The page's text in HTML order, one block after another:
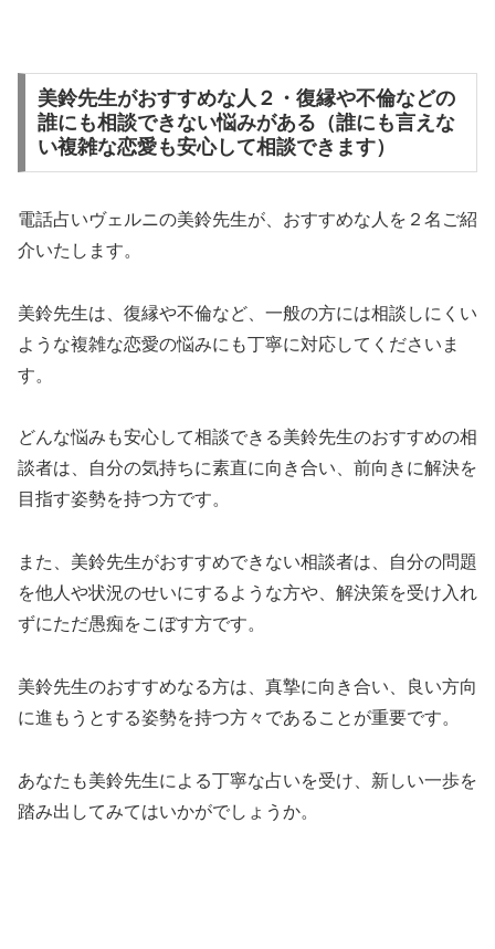
美鈴先生がおすすめな人２・復縁や不倫などの
誰にも相談できない悩みがある（誰にも言えな
い複雑な恋愛も安心して相談できます）
電話占いヴェルニの美鈴先生が、おすすめな人を２名ご紹
介いたします。
美鈴先生は、復縁や不倫など、一般の方には相談しにくい
ような複雑な恋愛の悩みにも丁寧に対応してくださいま
す。
どんな悩みも安心して相談できる美鈴先生のおすすめの相
談者は、自分の気持ちに素直に向き合い、前向きに解決を
目指す姿勢を持つ方です。
また、美鈴先生がおすすめできない相談者は、自分の問題
を他人や状況のせいにするような方や、解決策を受け入れ
ずにただ愚痴をこぼす方です。
美鈴先生のおすすめなる方は、真摯に向き合い、良い方向
に進もうとする姿勢を持つ方々であることが重要です。
あなたも美鈴先生による丁寧な占いを受け、新しい一歩を
踏み出してみてはいかがでしょうか。